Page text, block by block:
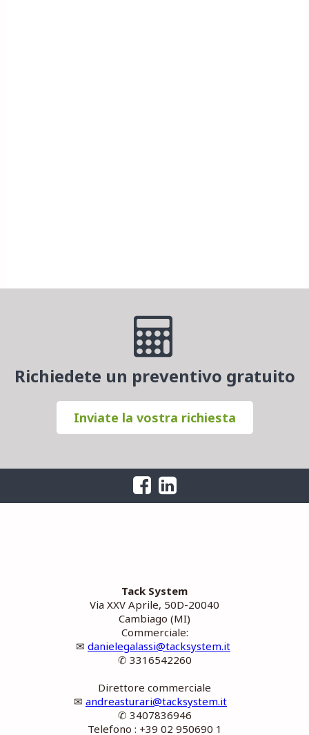
Richiedete un preventivo gratuito
Inviate la vostra richiesta
Tack System
Via XXV Aprile, 50D-20040
Cambiago (MI)
Commerciale:
✉ danielegalassi@tacksystem.it
✆ 3316542260
Direttore commerciale
✉ andreasturari@tacksystem.it
✆ 3407836946
Telefono : +39 02 950690 1